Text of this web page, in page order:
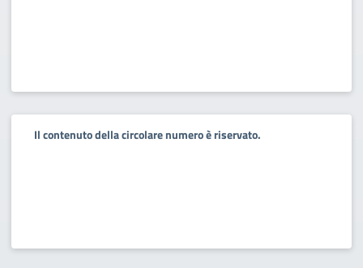
Il contenuto della circolare numero è riservato.